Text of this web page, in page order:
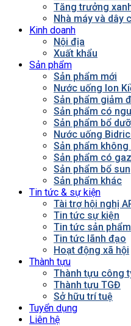
Tăng trưởng
Nhà máy và dây
Kinh doanh
Nội địa
Xuất khẩu
Sản phẩm
Sản phẩm mới
Nước uống Ion
Sản phẩm giảm
Sản phẩm có
Sản phẩm bổ
Nước uống
Sản phẩm không
Sản phẩm có gaz
Sản phẩm bổ
Sản phẩm khác
Tin tức & sự kiện
Tài trợ hội nghị
Tin tức sự kiện
Tin tức sản phẩm
Tin tức lãnh đạo
Hoạt động xã hội
Thành tựu
Thành tựu công
Thành tựu TGĐ
Sở hữu trí tuệ
Tuyển dụng
Liên hệ